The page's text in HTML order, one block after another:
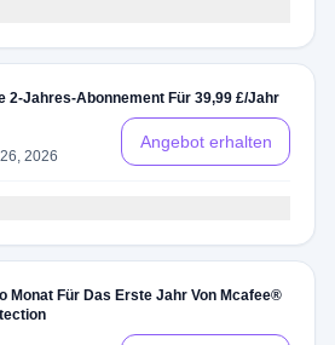
2-Jahres-Abonnement Für 39,99 £/Jahr
2026
Angebot erhalten
Monat Für Das Erste Jahr Von Mcafee®